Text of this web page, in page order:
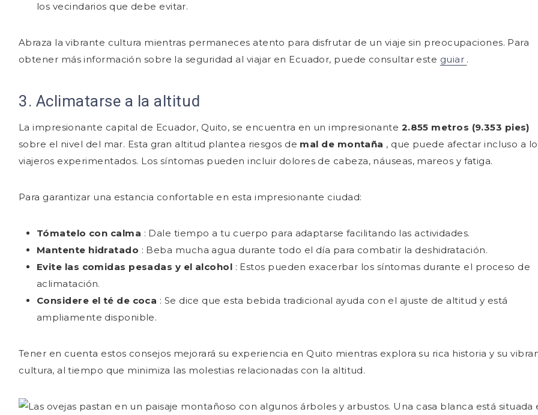
los vecindarios que debe evitar.
Abraza la vibrante cultura mientras permaneces atento para disfrutar de un viaje sin preocupaciones. Para
obtener más información sobre la seguridad al viajar en Ecuador, puede consultar este guiar .
3. Aclimatarse a la altitud
La impresionante capital de Ecuador, Quito, se encuentra en un impresionante 2.855 metros (9.353 pies)
sobre el nivel del mar. Esta gran altitud plantea riesgos de mal de montaña , que puede afectar incluso a
viajeros experimentados. Los síntomas pueden incluir dolores de cabeza, náuseas, mareos y fatiga.
Para garantizar una estancia confortable en esta impresionante ciudad:
Tómatelo con calma : Dale tiempo a tu cuerpo para adaptarse facilitando las actividades.
Mantente hidratado : Beba mucha agua durante todo el día para combatir la deshidratación.
Evite las comidas pesadas y el alcohol : Estos pueden exacerbar los síntomas durante el proceso de
aclimatación.
Considere el té de coca : Se dice que esta bebida tradicional ayuda con el ajuste de altitud y está
ampliamente disponible.
Tener en cuenta estos consejos mejorará su experiencia en Quito mientras explora su rica historia y su
cultura, al tiempo que minimiza las molestias relacionadas con la altitud.